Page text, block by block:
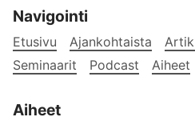
Navigointi
Etusivu Ajankohtaista
Seminaarit
Podcast Aiheet
Aiheet